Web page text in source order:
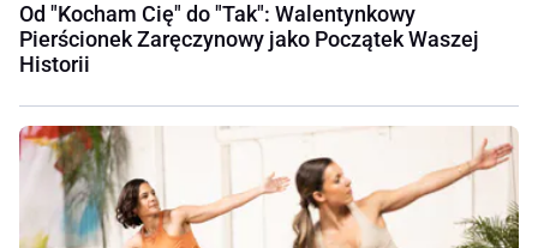
Od "Kocham Cię" do "Tak": Walentynkowy
Pierścionek Zaręczynowy jako Początek Waszej
Historii